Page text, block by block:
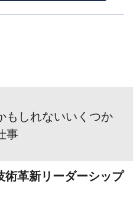
もしれないいくつか
事
術革新リーダーシップ